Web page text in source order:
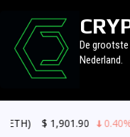
De
Nederland.
0.40%